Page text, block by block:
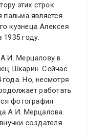
этих строк
пальма является
кузнеца Алексея
году.
Мерцалову в
Шкарин. Сейчас
Но, несмотря
работать
фотография
А.И. Мерцалова.
создателя